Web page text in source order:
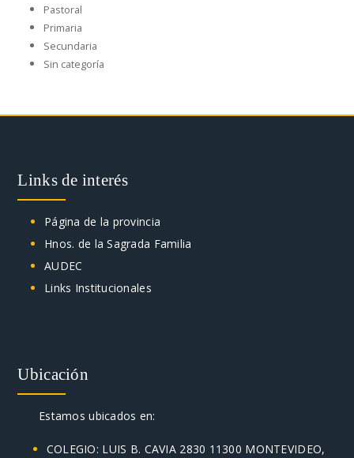
Pastoral
Primaria
Secundaria
Sin categoría
Links de interés
Página de la provincia
Hnos. de la Sagrada Familia
AUDEC
Links Institucionales
Ubicación
Estamos ubicados en:
COLEGIO: LUIS B. CAVIA 2830 11300 MONTEVIDEO,